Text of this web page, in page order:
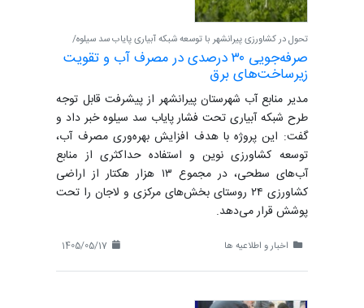
تحول در کشاورزی پیرانشهر با توسعه شبکه آبیاری پایاب سد سیلوه/
صرفه‌جویی ۳۰ درصدی در مصرف آب و تقویت
زیرساخت‌های برق
مدیر منابع آب شهرستان پیرانشهر از پیشرفت قابل توجه
طرح شبکه آبیاری تحت فشار پایاب سد سیلوه خبر داد و
گفت: این پروژه با هدف افزایش بهره‌وری مصرف آب،
توسعه کشاورزی نوین و استفاده حداکثری از منابع
آب‌های سطحی، در مجموع ۱۳ هزار هکتار از اراضی
کشاورزی ۲۴ روستای بخش‌های مرکزی و لاجان را تحت
پوشش قرار می‌دهد.
اخبار و اطلاعیه ها